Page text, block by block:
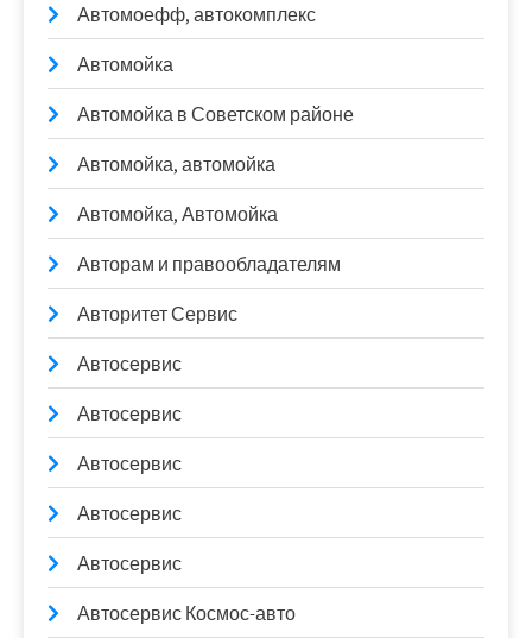
Автомоефф, автокомплекс
Автомойка
Автомойка в Советском районе
Автомойка, автомойка
Автомойка, Автомойка
Авторам и правообладателям
Авторитет Сервис
Автосервис
Автосервис
Автосервис
Автосервис
Автосервис
Автосервис Космос-авто